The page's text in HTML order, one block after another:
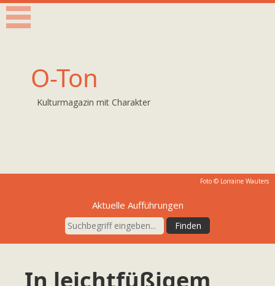
O-Ton
Kulturmagazin mit Charakter
Foto © Lorraine Wauters
Aktuelle Aufführungen